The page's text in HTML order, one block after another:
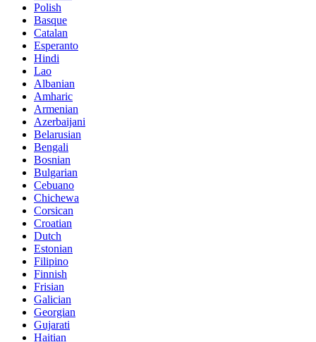
Polish
Basque
Catalan
Esperanto
Hindi
Lao
Albanian
Amharic
Armenian
Azerbaijani
Belarusian
Bengali
Bosnian
Bulgarian
Cebuano
Chichewa
Corsican
Croatian
Dutch
Estonian
Filipino
Finnish
Frisian
Galician
Georgian
Gujarati
Haitian